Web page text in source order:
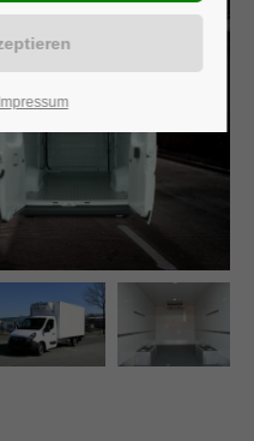
Impressum